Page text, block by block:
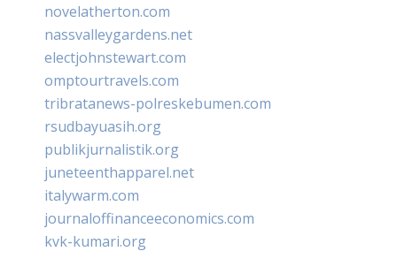
novelatherton.com
nassvalleygardens.net
electjohnstewart.com
omptourtravels.com
tribratanews-polreskebumen.com
rsudbayuasih.org
publikjurnalistik.org
juneteenthapparel.net
italywarm.com
journaloffinanceeconomics.com
kvk-kumari.org